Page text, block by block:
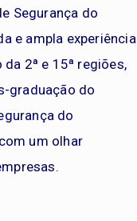
Segurança do
e ampla experiência
2ª e 15ª regiões,
graduação do
do
um olhar